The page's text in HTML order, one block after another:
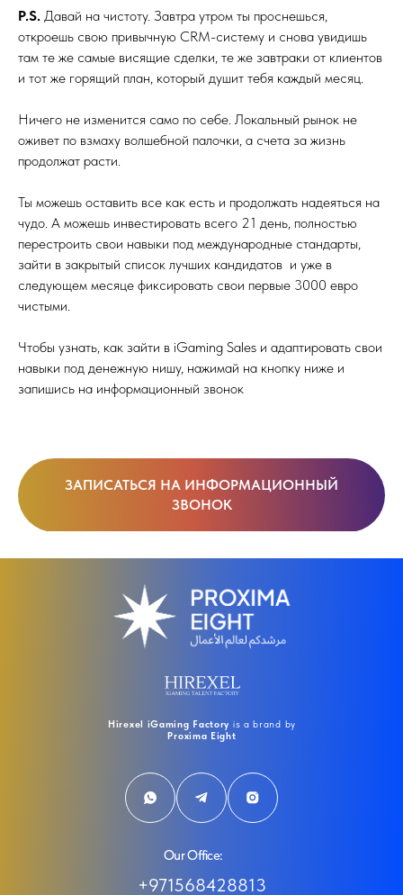
P.S. Давай на чистоту. Завтра утром ты проснешься,
откроешь свою привычную CRM-систему и снова увидишь
там те же самые висящие сделки, те же завтраки от клиентов
и тот же горящий план, который душит тебя каждый месяц.
Ничего не изменится само по себе. Локальный рынок не
оживет по взмаху волшебной палочки, а счета за жизнь
продолжат расти.
Ты можешь оставить все как есть и продолжать надеяться на
чудо. А можешь инвестировать всего 21 день, полностью
перестроить свои навыки под международные стандарты,
зайти в закрытый список лучших кандидатов и уже в
следующем месяце фиксировать свои первые 3000 евро
чистыми.
Чтобы узнать, как зайти в iGaming Sales и адаптировать свои
навыки под денежную нишу, нажимай на кнопку ниже и
запишись на информационный звонок
ЗАПИСАТЬСЯ НА ИНФОРМАЦИОННЫЙ
ЗВОНОК